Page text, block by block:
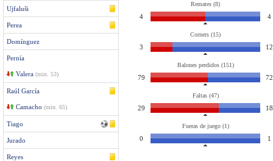
Ujfaluši
Perea
Domínguez
Pernía
Valera (min. 53)
Raúl García
Camacho (min. 65)
Tiago
Jurado
Reyes
Remates (8)
4 4
Corners (15)
3 12
Balones perdidos (151)
79 72
Faltas (47)
29 18
Fueras de juego (1)
0 1